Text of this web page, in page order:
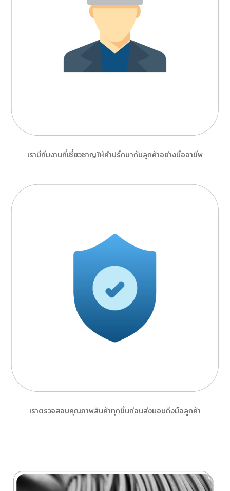
เรามีทีมงานที่เชี่ยวชาญให้คำปรึกษากับลูกค้าอย่างมืออาชีพ
เราตรวจสอบคุณภาพสินค้าทุกชิ้นก่อนส่งมอบถึงมือลูกค้า